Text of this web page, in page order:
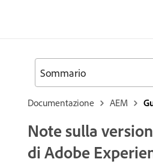
Documentazione AEM
Note sulla
di Adobe
Sommario